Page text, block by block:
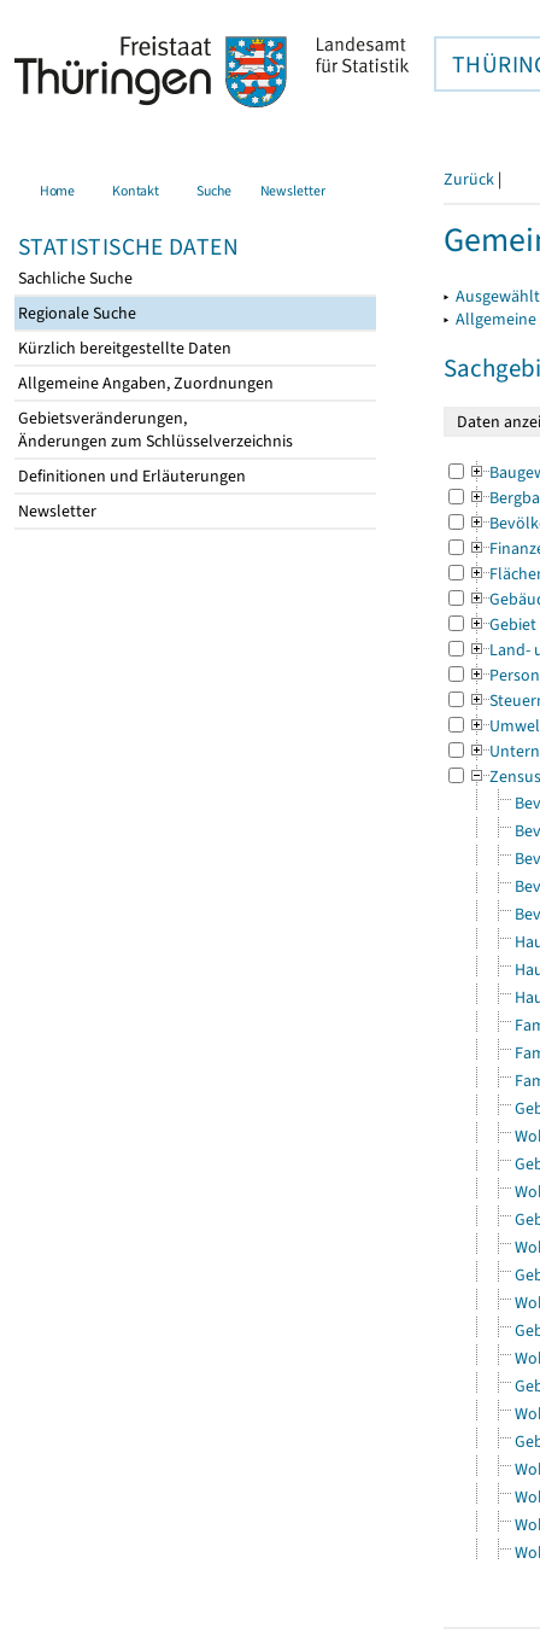
Home Kontakt Suche Newsletter
STATISTISCHE DATEN
Sachliche Suche
Regionale Suche
Kürzlich bereitgestellte Daten
Allgemeine Angaben, Zuordnungen
Gebietsveränderungen,
Änderungen zum Schlüsselverzeichnis
Definitionen und Erläuterungen
Newsletter
Zurück |
▸
▸
Gebiet
Land-
Zensus